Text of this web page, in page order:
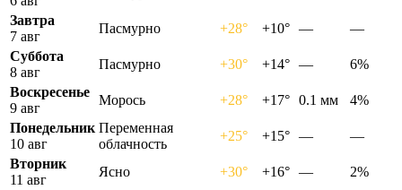
Завтра
7 авг
Пасмурно +28° +10° —
—
Суббота
8 авг
Пасмурно +30° +14° —
6%
Воскресенье
9 авг
Морось +28° +17° 0.1 мм
4%
Понедельник
10 авг
Переменная
облачность
+25° +15° —
—
Вторник
11 авг
Ясно +30° +16° —
2%